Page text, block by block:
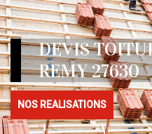
DEVIS
REMY 27630
NOS REALISATIONS